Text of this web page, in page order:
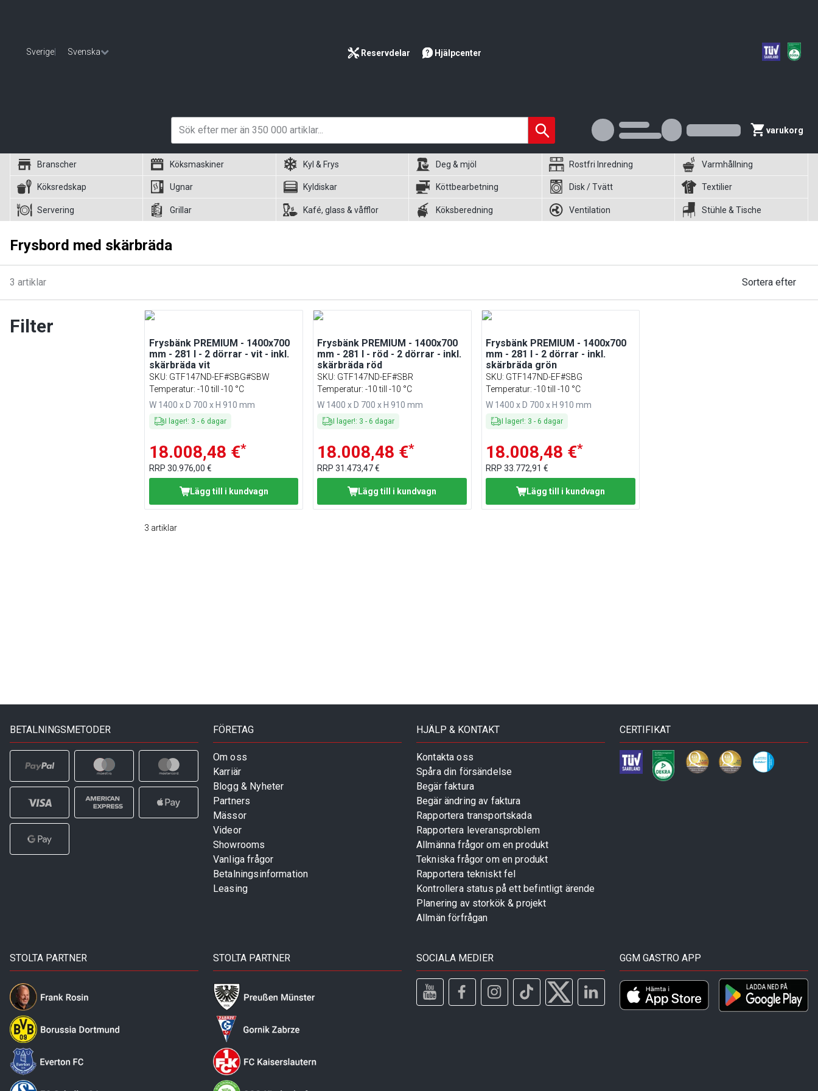
Sverige Svenska Reservdelar Hjälpcenter
varukorg
Branscher Köksmaskiner Kyl & Frys Deg & mjöl Rostfri Inredning Varmhållning
Köksredskap Ugnar Kyldiskar Köttbearbetning Disk / Tvätt Textilier
Servering Grillar Kafé, glass & våfflor Köksberedning Ventilation Stühle & Tische
Frysbord med skärbräda
3 artiklar Sortera efter
Filter
Frysbänk PREMIUM - 1400x700
mm - 281 l - 2 dörrar - vit - inkl.
skärbräda vit
SKU: GTF147ND-EF#SBG#SBW
Temperatur: -10 till -10 °C
W 1400 x D 700 x H 910 mm
I lager!: 3 - 6 dagar
18.008,48 €*
RRP 30.976,00 €
Lägg till i kundvagn
Frysbänk PREMIUM - 1400x700
mm - 281 l - röd - 2 dörrar - inkl.
skärbräda röd
SKU: GTF147ND-EF#SBR
Temperatur: -10 till -10 °C
W 1400 x D 700 x H 910 mm
I lager!: 3 - 6 dagar
18.008,48 €*
RRP31.473,47 €
Lägg till i kundvagn
Frysbänk PREMIUM - 1400x700
mm - 281 l - 2 dörrar - inkl.
skärbräda grön
SKU: GTF147ND-EF#SBG
Temperatur: -10 till -10 °C
W 1400 x D 700 x H 910 mm
I lager!: 3 - 6 dagar
18.008,48 €*
RRP33.772,91 €
Lägg till i kundvagn
3 artiklar
BETALNINGSMETODER FÖRETAG
Om oss
Karriär
Blogg & Nyheter
Partners
Mässor
Videor
Showrooms
Vanliga frågor
Betalningsinformation
Leasing
HJÄLP & KONTAKT
Kontakta oss
Spåra din försändelse
Begär faktura
Begär ändring av faktura
Rapportera transportskada
Rapportera leveransproblem
Allmänna frågor om en produkt
Tekniska frågor om en produkt
Rapportera tekniskt fel
Kontrollera status på ett befintligt ärende
Planering av storkök & projekt
Allmän förfrågan
CERTIFIKAT
STOLTA PARTNER STOLTA PARTNER SOCIALA MEDIER GGM GASTRO APP